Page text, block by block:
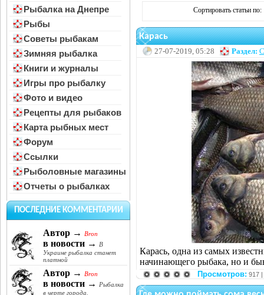
Рыбалка на Днепре
Рыбы
Советы рыбакам
Зимняя рыбалка
Книги и журналы
Игры про рыбалку
Фото и видео
Рецепты для рыбаков
Карта рыбных мест
Форум
Ссылки
Рыболовные магазины
Отчеты о рыбалках
ПОСЛЕДНИЕ КОММЕНТАРИИ
Автор → Bron
в новости →
В
Украине рыбалка станет
платной
Автор → Bron
в новости →
Рыбалка
в черте города.
Сортировать статьи по:
Карась
27-07-2019, 05:28 Раздел:
Карась, одна из самых
начинающего рыбака, но и
Просмотров: 917 |